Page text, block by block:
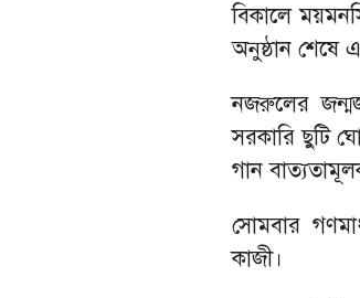
বিকালে
অনুষ্ঠান শেষে
নজরুলের
সরকারি ছুটি
গান
সোমবার
কাজী।